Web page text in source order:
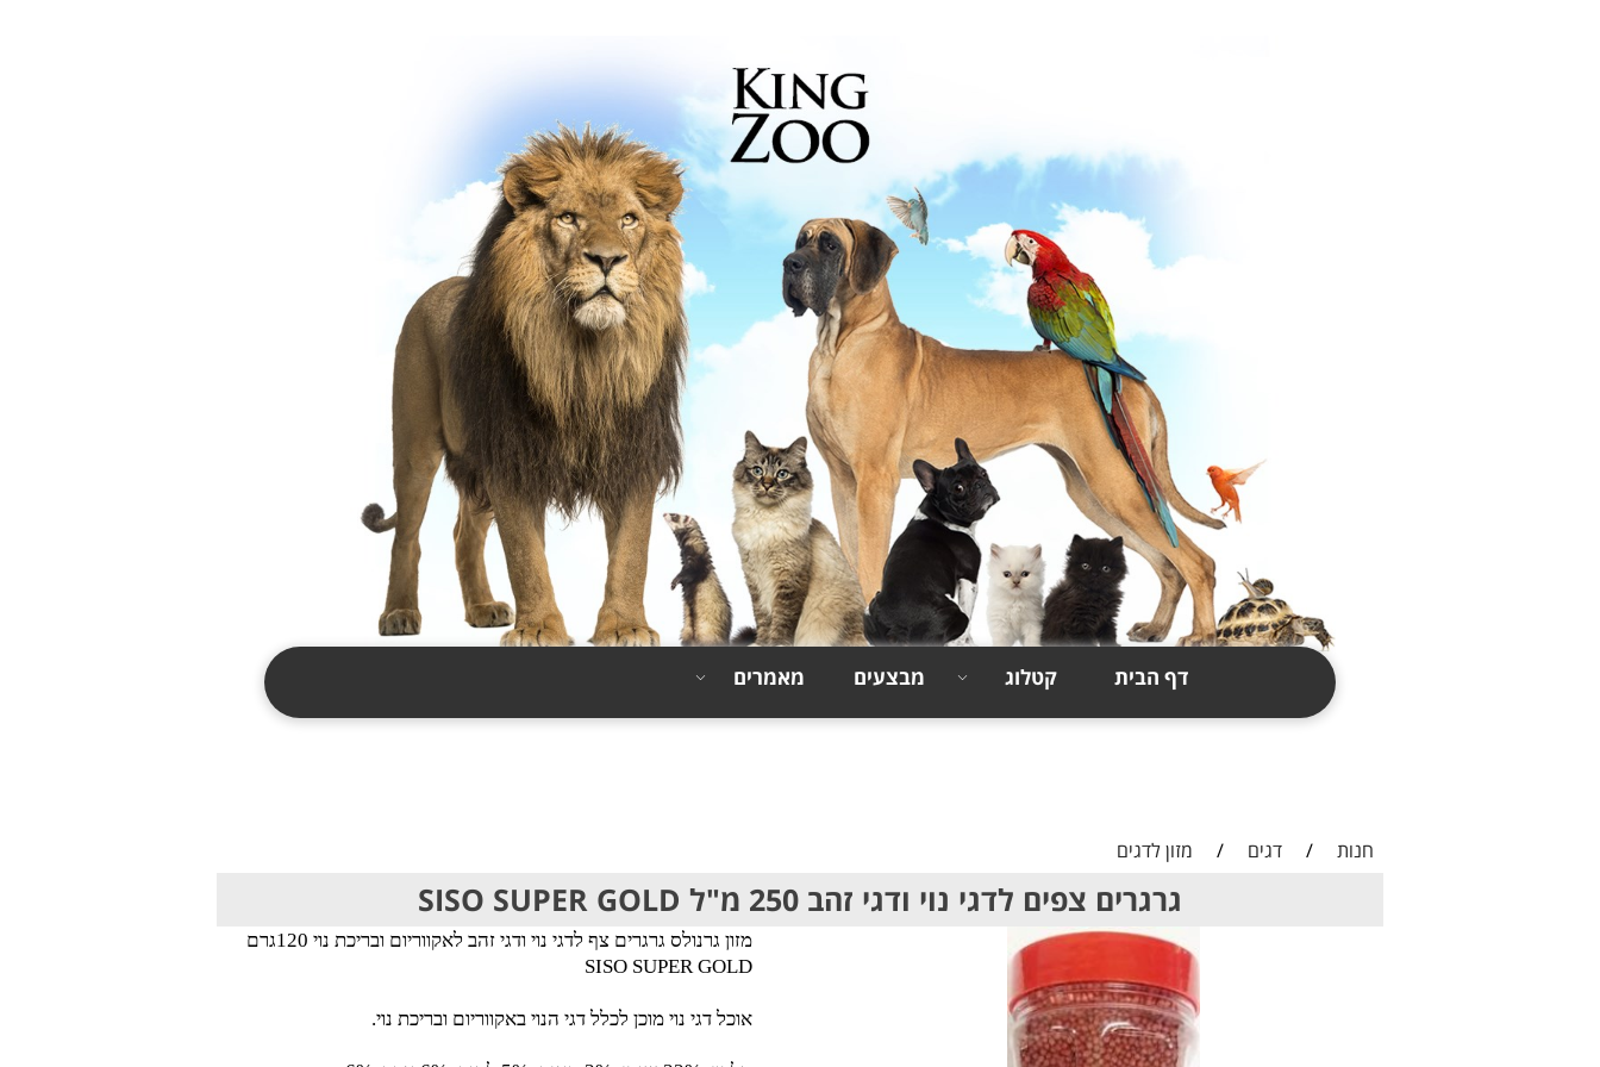
דף הבית קטלוג מבצעים מאמרים
חנות / דגים / מזון לדגים
גרגרים צפים לדגי נוי ודגי זהב 250 מ"ל SISO SUPER GOLD
מזון גרנולס גרגרים צף לדגי נוי ודגי זהב לאקווריום ובריכת נוי 120גרם
SISO SUPER GOLD
אוכל דגי נוי מוכן לכלל דגי הנוי באקווריום ובריכת נוי.